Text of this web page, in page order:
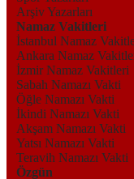
Arşiv Yazarları
Namaz Vakitleri
İstanbul Namaz
Ankara Namaz
İzmir Namaz Vakitleri
Sabah Namazı Vakti
Öğle Namazı Vakti
İkindi Namazı Vakti
Akşam Namazı Vakti
Yatsı Namazı Vakti
Teravih Namazı Vakti
Özgün